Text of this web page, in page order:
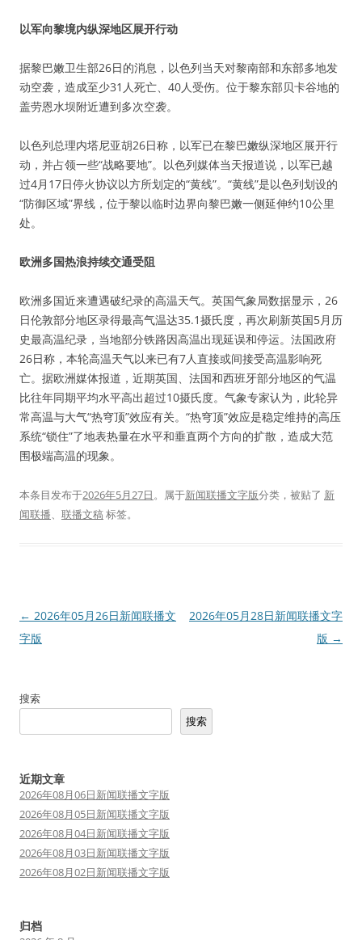
以军向黎境内纵深地区展开行动
据黎巴嫩卫生部26日的消息，以色列当天对黎南部和东部多地发
动空袭，造成至少31人死亡、40人受伤。位于黎东部贝卡谷地的
盖劳恩水坝附近遭到多次空袭。
以色列总理内塔尼亚胡26日称，以军已在黎巴嫩纵深地区展开行
动，并占领一些“战略要地”。以色列媒体当天报道说，以军已越
过4月17日停火协议以方所划定的“黄线”。“黄线”是以色列划设的
“防御区域”界线，位于黎以临时边界向黎巴嫩一侧延伸约10公里
处。
欧洲多国热浪持续交通受阻
欧洲多国近来遭遇破纪录的高温天气。英国气象局数据显示，26
日伦敦部分地区录得最高气温达35.1摄氏度，再次刷新英国5月历
史最高温纪录，当地部分铁路因高温出现延误和停运。法国政府
26日称，本轮高温天气以来已有7人直接或间接受高温影响死
亡。据欧洲媒体报道，近期英国、法国和西班牙部分地区的气温
比往年同期平均水平高出超过10摄氏度。气象专家认为，此轮异
常高温与大气“热穹顶”效应有关。“热穹顶”效应是稳定维持的高压
系统“锁住”了地表热量在水平和垂直两个方向的扩散，造成大范
围极端高温的现象。
本条目发布于2026年5月27日。属于新闻联播文字版分类，被贴了 新
闻联播、 联播文稿标签。
文
章
← 2026年05月26日新闻联播文
字版
2026年05月28日新闻联播文字
版 →
搜索
搜索
近期文章
2026年08月06日新闻联播文字版
2026年08月05日新闻联播文字版
2026年08月04日新闻联播文字版
2026年08月03日新闻联播文字版
2026年08月02日新闻联播文字版
归档